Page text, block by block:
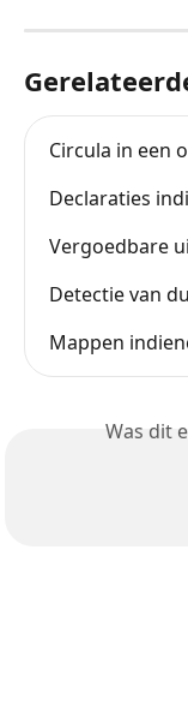
Circula in een
Declaraties
Vergoedbare
Detectie van
Mappen
Was dit